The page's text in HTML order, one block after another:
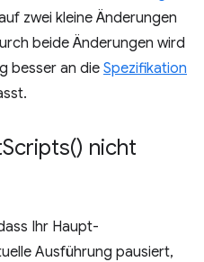
zwei kleine Änderungen
beide Änderungen wird
besser an die Spezifikation
Scripts() nicht
Ihr Haupt-
Ausführung pausiert,